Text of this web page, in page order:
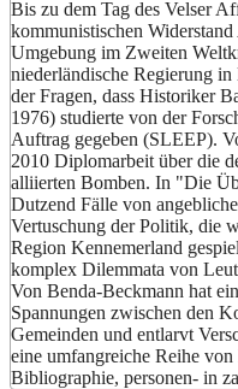
Bis zu dem Tag des Velser
kommunistischen
Umgebung im Zweiten
niederländische Regierung
der Fragen, dass Historiker
1976) studierte von der
Auftrag gegeben (SLEEP).
2010 Diplomarbeit über die
alliierten Bomben. In "Die
Dutzend Fälle von
Vertuschung der Politik, die
Region Kennemerland
komplex Dilemmata von
Von Benda-Beckmann hat
Spannungen zwischen den
Gemeinden und entlarvt
eine umfangreiche Reihe
Bibliographie, personen- in